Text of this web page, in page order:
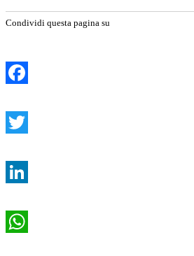
Condividi questa pagina su